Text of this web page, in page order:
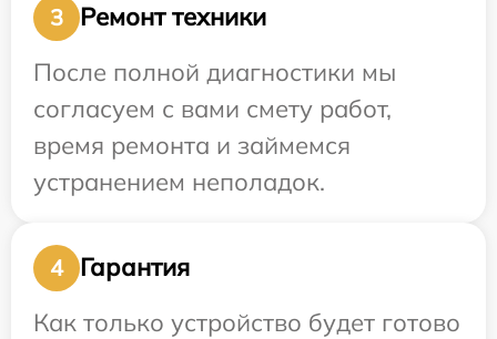
3
Ремонт техники
После полной диагностики мы
согласуем с вами смету работ,
время ремонта и займемся
устранением неполадок.
4
Гарантия
Как только устройство будет готово